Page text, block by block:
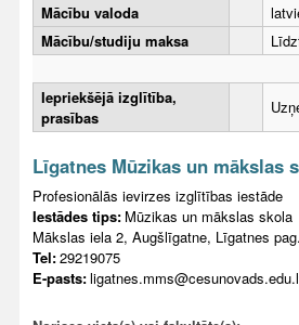
Mācību valoda
Mācību/studiju maksa
Iepriekšējā izglītība,
prasības
Līgatnes Mūzikas un mākslas
Profesionālās ievirzes izglītības iestāde
Iestādes tips: Mūzikas un mākslas skola
Mākslas iela 2, Augšlīgatne, Līgatnes
Tel:29219075
E-pasts: